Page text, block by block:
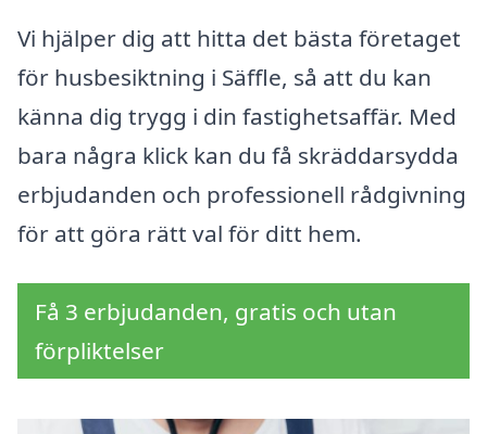
Vi hjälper dig att hitta det bästa företaget
för husbesiktning i Säffle, så att du kan
känna dig trygg i din fastighetsaffär. Med
bara några klick kan du få skräddarsydda
erbjudanden och professionell rådgivning
för att göra rätt val för ditt hem.
Få 3 erbjudanden, gratis och utan
förpliktelser